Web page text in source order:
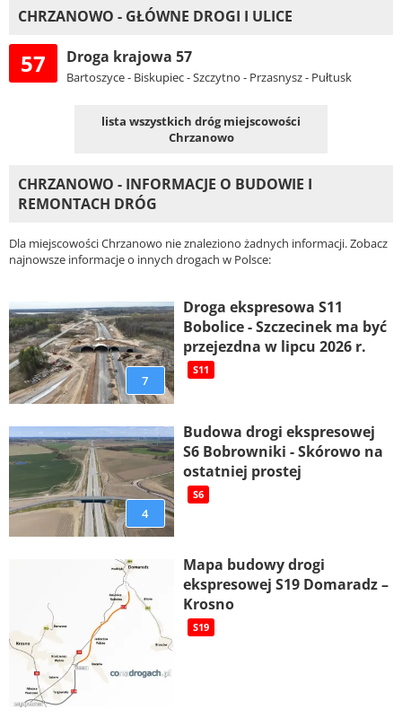
CHRZANOWO - GŁÓWNE DROGI I ULICE
57 Droga krajowa 57
Bartoszyce - Biskupiec - Szczytno - Przasnysz - Pułtusk
lista wszystkich dróg miejscowości
Chrzanowo
CHRZANOWO - INFORMACJE O BUDOWIE I
REMONTACH DRÓG
Dla miejscowości Chrzanowo nie znaleziono żadnych informacji. Zobacz
najnowsze informacje o innych drogach w Polsce:
7
Droga ekspresowa S11
Bobolice - Szczecinek ma być
przejezdna w lipcu 2026 r.
S11
4
Budowa drogi ekspresowej
S6 Bobrowniki - Skórowo na
ostatniej prostej
S6
Mapa budowy drogi
ekspresowej S19 Domaradz –
Krosno
S19